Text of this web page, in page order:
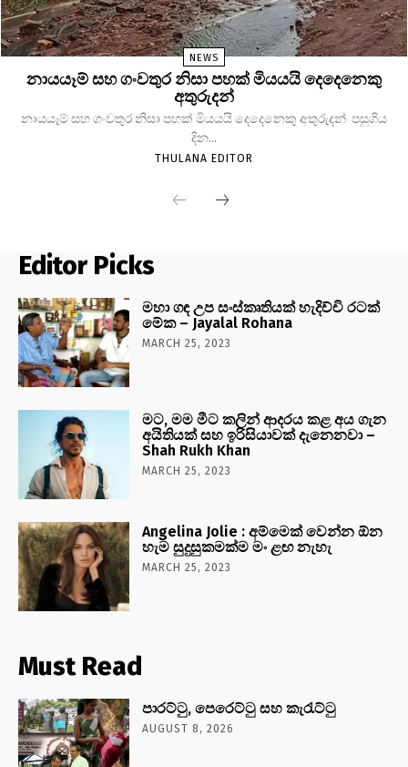
NEWS
නායයෑම් සහ ගංවතුර නිසා පහක් මියයයි දෙදෙනෙකු
අතුරුදන්
නායයෑම් සහ ගංවතුර නිසා පහක් මියයයි දෙදෙනෙකු අතුරුදන් පසුගිය
දින...
THULANA EDITOR
Editor Picks
මහා ගඳ උප සංස්කෘතියක් හැදිච්චි රටක්
මේක – Jayalal Rohana
MARCH 25, 2023
මට, මම මීට කලින් ආදරය කළ අය ගැන
අයිතියක් සහ ඉරිසියාවක් දැනෙනවා –
Shah Rukh Khan
MARCH 25, 2023
Angelina Jolie : අම්මෙක් වෙන්න ඕන
හැම සුදුසුකමක්ම මං ළඟ නැහැ
MARCH 25, 2023
Must Read
පාරට්ටු, පෙරෙට්ටු සහ කැරැට්ටු
AUGUST 8, 2026